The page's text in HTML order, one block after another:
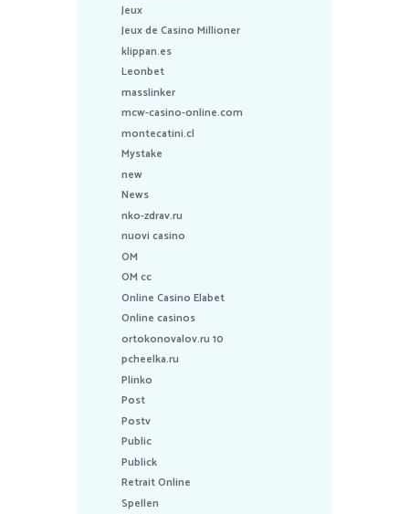
Jeux
Jeux de Casino Millioner
klippan.es
Leonbet
masslinker
mcw-casino-online.com
montecatini.cl
Mystake
new
News
nko-zdrav.ru
nuovi casino
OM
OM cc
Online Casino Elabet
Online casinos
ortokonovalov.ru 10
pcheelka.ru
Plinko
Post
Postv
Public
Publick
Retrait Online
Spellen